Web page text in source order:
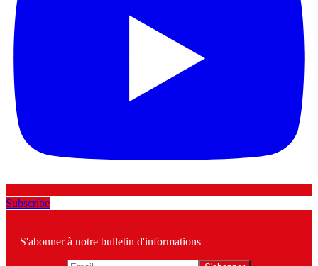
Subscribe
S'abonner à notre bulletin d'informations